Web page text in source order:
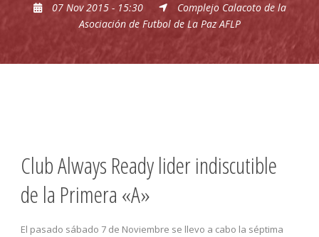
07 Nov 2015 - 15:30
Complejo Calacoto de la
Asociación de Futbol de La Paz AFLP
Club Always Ready lider indiscutible
de la Primera «A»
El pasado sábado 7 de Noviembre se llevo a cabo la séptima